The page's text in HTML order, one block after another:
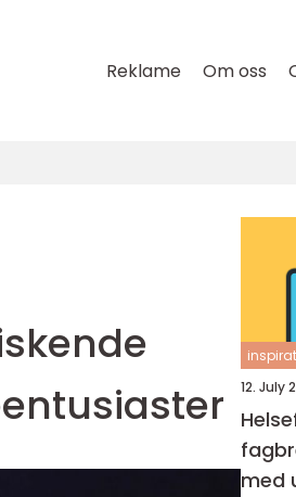
Reklame Om oss
12. July
fagbrev slik
med